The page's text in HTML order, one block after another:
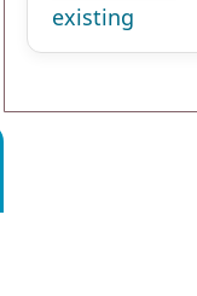
existing